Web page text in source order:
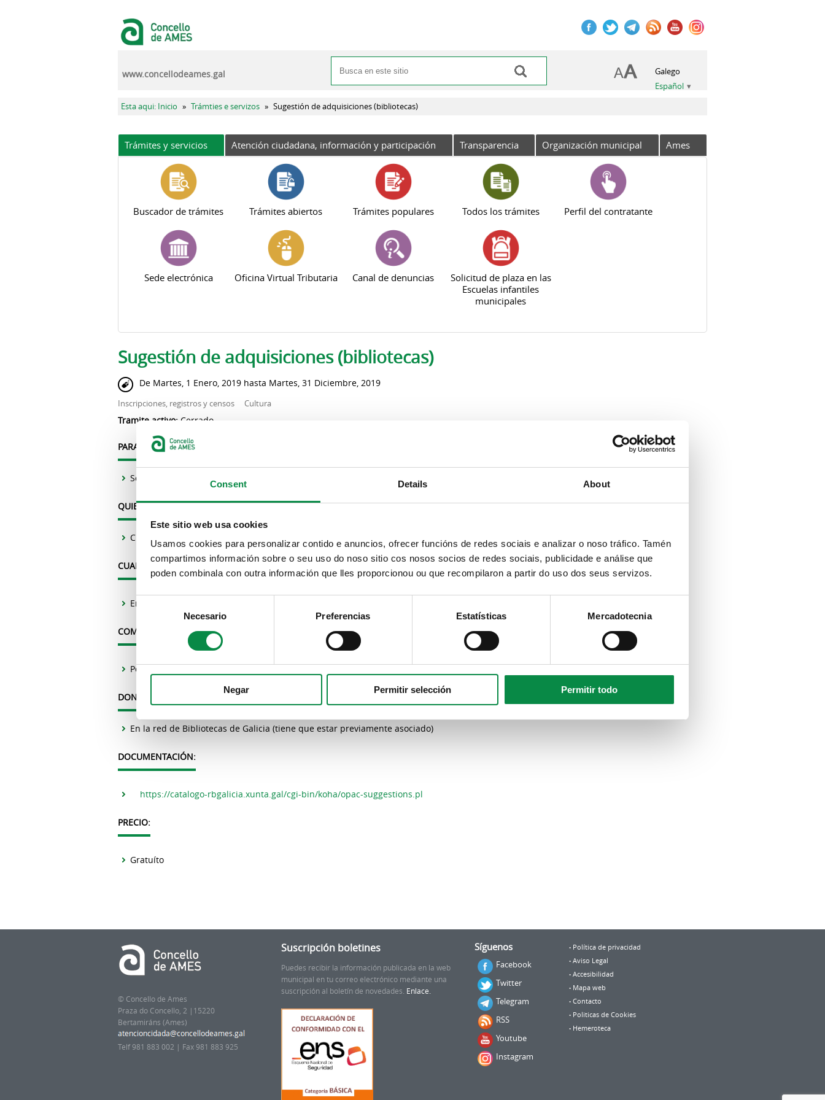
Consent Details About
Este sitio web usa cookies
Usamos cookies para personalizar contido e anuncios, ofrecer funcións de redes sociais e analizar o noso tráfico. Tamén
compartimos información sobre o seu uso do noso sitio cos nosos socios de redes sociais, publicidade e análise que
poden combinala con outra información que lles proporcionou ou que recompilaron a partir do uso dos seus servizos.
Consent
Necesario Preferencias Estatísticas Mercadotecnia
Negar Permitir selección Permitir todo
Formulario de búsqueda
Buscar
Galego
Español
www.concellodeames.gal
Se encuentra usted aquí
Esta aqui: Inicio » Trámties e servizos » Sugestión de adquisiciones (bibliotecas)
Trámites y servicios Atención ciudadana, información y participación Transparencia Organización municipal Ames
Buscador de trámites Trámites abiertos Trámites populares Todos los trámites Perfil del contratante
Sede electrónica Oficina Virtual Tributaria Canal de denuncias
Solicitud de plaza en las
Escuelas infantiles
municipales
Solapas principales
Sugestión de adquisiciones (bibliotecas)
De Martes, 1 Enero, 2019 hasta Martes, 31 Diciembre, 2019
Inscripciones, registros y censos Cultura
Tramite activo: Cerrado
PARA QUE (FINALIDAD):
Solicitudes de adquisiciones
QUIEN PUEDE HACERLO:
Cualquier persona, cualquier entidad
CUANDO:
En cualquier momento
COMO SE HACE:
Por internet
DONDE:
En la red de Bibliotecas de Galicia (tiene que estar previamente asociado)
DOCUMENTACIÓN:
https://catalogo-rbgalicia.xunta.gal/cgi-bin/koha/opac-suggestions.pl
PRECIO:
Gratuíto
© Concello de Ames
Praza do Concello, 2 |15220
Bertamiráns (Ames)
Telf 981 883 002 | Fax 981 883 925
Suscripción boletines
Puedes recibir la información publicada en la web
municipal en tu correo electrónico mediante una
suscripción al boletín de novedades. Enlace.
Síguenos
Facebook
Twitter
Telegram
RSS
Youtube
Instagram
Política de privacidad
Aviso Legal
Accesibilidad
Mapa web
Contacto
Politicas de Cookies
Hemeroteca